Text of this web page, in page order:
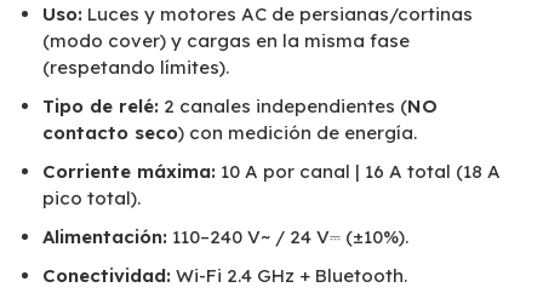
Uso: Luces y motores AC de persianas/cortinas
(modo cover) y cargas en la misma fase
(respetando límites).
Tipo de relé: 2 canales independientes (NO
contacto seco) con medición de energía.
Corriente máxima: 10 A por canal | 16 A total (18 A
pico total).
Alimentación: 110–240 V~ / 24 V⎓ (±10%).
Conectividad: Wi-Fi 2.4 GHz + Bluetooth.